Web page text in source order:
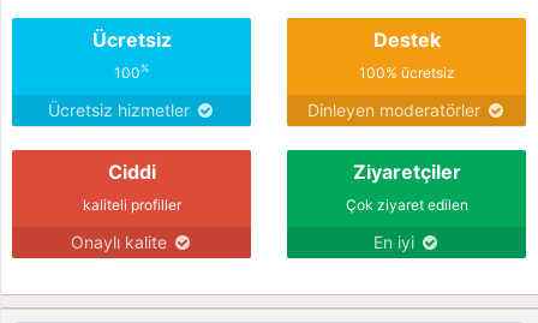
Ücretsiz
100%
Ücretsiz hizmetler
Destek
100% ücretsiz
Dinleyen moderatörler
Ciddi
kaliteli profiller
Onaylı kalite
Ziyaretçiler
Çok ziyaret edilen
En iyi